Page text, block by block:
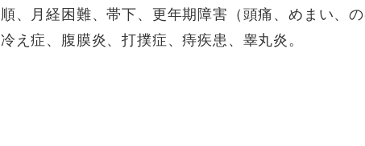
順、月経困難、帯下、更年期障害（頭痛、めまい、の
冷え症、腹膜炎、打撲症、痔疾患、睾丸炎。